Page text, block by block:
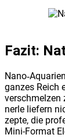
Fazit:
gan­zes Reich
ver­schmel­zen
ner­le lie­fern
zep­te, die
Mini-For­mat